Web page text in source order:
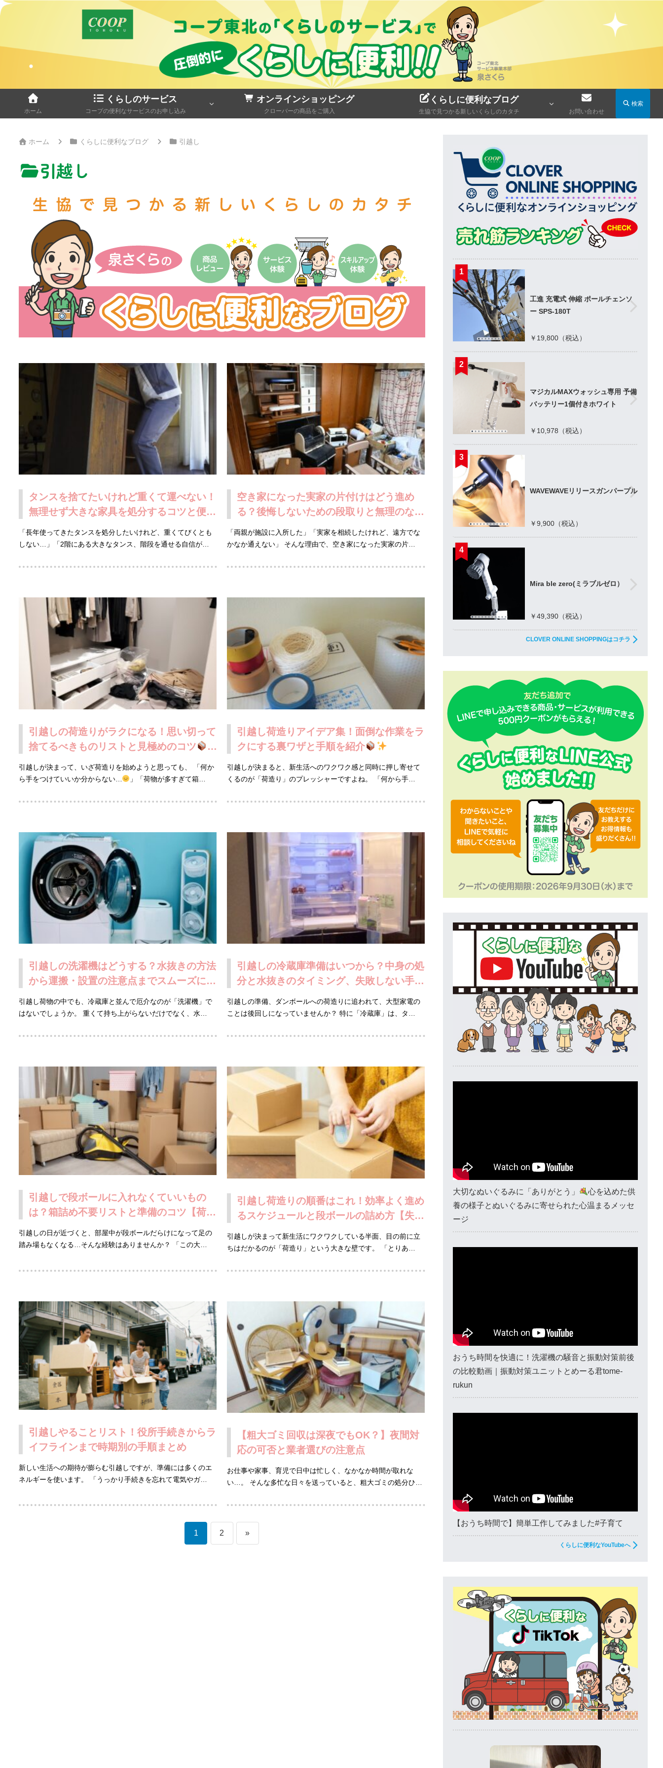
ホーム
くらしのサービス
コープの便利なサービスのお申し込み
オンラインショッピング
クローバーの商品をご購入
くらしに便利なブログ
生協で見つかる新しいくらしのカタチ お問い合わせ
検索
ホーム くらしに便利なブログ 引越し
引越し
タンスを捨てたいけれど重くて運べない！
無理せず大きな家具を処分するコツと便利
な解決法
「長年使ってきたタンスを処分したいけれど、重くてびくとも
しない…」「2階にある大きなタンス、階段を通せる自信が…
空き家になった実家の片付けはどう進め
る？後悔しないための段取りと無理のない
整理術
「両親が施設に入所した」「実家を相続したけれど、遠方でな
かなか通えない」 そんな理由で、空き家になった実家の片…
引越しの荷造りがラクになる！思い切って
捨てるべきものリストと見極めのコツ
引越しが決まって、いざ荷造りを始めようと思っても、 「何か
ら手をつけていいか分からない…
」「荷物が多すぎて箱…
引越し荷造りアイデア集！面倒な作業をラ
クにする裏ワザと手順を紹介
引越しが決まると、新生活へのワクワク感と同時に押し寄せて
くるのが「荷造り」のプレッシャーですよね。 「何から手…
引越しの洗濯機はどうする？水抜きの方法
から運搬・設置の注意点までスムーズに進
める手順
引越し荷物の中でも、冷蔵庫と並んで厄介なのが「洗濯機」で
はないでしょうか。 重くて持ち上がらないだけでなく、水…
引越しの冷蔵庫準備はいつから？中身の処
分と水抜きのタイミング、失敗しない手順
まとめ
引越しの準備、ダンボールへの荷造りに追われて、大型家電の
ことは後回しになっていませんか？ 特に「冷蔵庫」は、タ…
引越しで段ボールに入れなくていいもの
は？箱詰め不要リストと準備のコツ【荷造
り時短術】
引越しの日が近づくと、部屋中が段ボールだらけになって足の
踏み場もなくなる…そんな経験はありませんか？ 「この大…
引越し荷造りの順番はこれ！効率よく進め
るスケジュールと段ボールの詰め方【失敗
談あり】
引越しが決まって新生活にワクワクしている半面、目の前に立
ちはだかるのが「荷造り」という大きな壁です。 「とりあ…
引越しやることリスト！役所手続きからラ
イフラインまで時期別の手順まとめ
新しい生活への期待が膨らむ引越しですが、準備には多くのエ
ネルギーを使います。 「うっかり手続きを忘れて電気やガ…
【粗大ゴミ回収は深夜でもOK？】夜間対
応の可否と業者選びの注意点
お仕事や家事、育児で日中は忙しく、なかなか時間が取れな
い…。 そんな多忙な日々を送っていると、粗大ゴミの処分ひ…
1 2 »
1
工進 充電式 伸縮 ポールチェンソ
ー SPS-180T
￥19,800（税込）
2
マジカルMAXウォッシュ専用 予備
バッテリー1個付きホワイト
￥10,978（税込）
3
WAVEWAVEリリースガンパープル
￥9,900（税込）
4
Mira ble zero(ミラブルゼロ）
￥49,390（税込）
CLOVER ONLINE SHOPPINGはコチラ
大切なぬいぐるみに「ありがとう」
心を込めた供
養の様子とぬいぐるみに寄せられた心温まるメッセ
ージ
おうち時間を快適に！洗濯機の騒音と振動対策前後
の比較動画｜振動対策ユニットとめーる君tome-
rukun
【おうち時間で】簡単工作してみました#子育て
くらしに便利なYouTubeへ